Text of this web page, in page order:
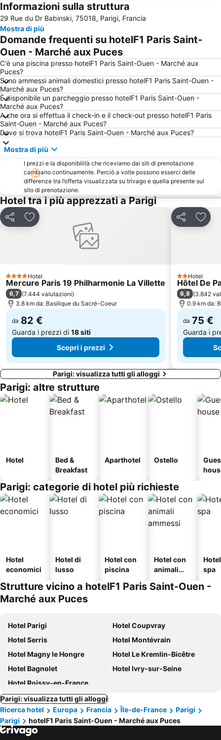
Champs-Élysées
Louvre Museum
Stade de France
Arc de Triomphe
Gare du Nord
5th district Panthéon
I arrondissement - Louvre
58 tour eiffel
6th district Luxembourg
2nd district la Bourse
Gare de Neuilly - Porte Maillot Metro Station
Notre-Dame
St-Germain-des-Prés
4th district Hôtel-de-Ville
3rd district Temple
Les Halles
7th district Palais Bourbon
Place de la République
11th district Popincourt
VIII arrondissement - Champs-Élysées
Notre-Dame Cathedral
Paris Expo Porte de Versailles
Opéra Bastille
Châtelet Metro Station
17th district Batignolles-Monceau
Quartiere Pigalle
Moulin Rouge
Walt Disney Studios
15th district Vaugirard
Palais Garnier Opera National de Paris
Giardino del Lussemburgo
12th district Reuilly
Informazioni sulla struttura
29 Rue du Dr Babinski, 75018, Parigi, Francia
Mostra di più
Domande frequenti su hotelF1 Paris Saint-
Ouen - Marché aux Puces
C'è una piscina presso hotelF1 Paris Saint-Ouen - Marché aux
Puces?
Sono ammessi animali domestici presso hotelF1 Paris Saint-Ouen -
Marché aux Puces?
È disponibile un parcheggio presso hotelF1 Paris Saint-Ouen -
Marché aux Puces?
A che ora si effettua il check-in e il check-out presso hotelF1 Paris
Saint-Ouen - Marché aux Puces?
Dove si trova hotelF1 Paris Saint-Ouen - Marché aux Puces?
Mostra di più
I prezzi e la disponibilità che riceviamo dai siti di prenotazione
cambiano continuamente. Perciò a volte possono esserci delle
differenze tra l’offerta visualizzata su trivago e quella presente sul
sito di prenotazione.
Hotel tra i più apprezzati a Parigi
CondividiAggiungi ai preferiti
4 StelleHotel
Mercure Paris 19 Philharmonie La Villette
6,7 (7.444 valutazioni)
3.8 km da: Basilique du Sacré-Coeur
da 82 €
Guarda i prezzi di 18 siti
Scopri i prezzi
Condividi
2 Stelle
Hotel
Hôtel De
6,8 (3.842
0.9 km da:
da 75 €
Guarda i
Parigi: visualizza tutti gli alloggi
Parigi: altre strutture
Hotel
Bed &
Breakfast
Aparthotel Ostello
Parigi: categorie di hotel più richieste
Hotel
economici
Hotel di
lusso
Hotel con
piscina
Hotel con
animali
spa
Strutture vicino a hotelF1 Paris Saint-Ouen -
Marché aux Puces
Hotel Parigi
Hotel Coupvray
Hotel Serris
Hotel Montévrain
Hotel Magny le Hongre
Hotel Le Kremlin-Bicêtre
Hotel Bagnolet
Hotel Ivry-sur-Seine
Hotel Roissy-en-France
Parigi: visualizza tutti gli alloggi
Ricerca hotel
Europa Francia Île-de-France
Parigi
Parigi
hotelF1 Paris Saint-Ouen - Marché aux Puces